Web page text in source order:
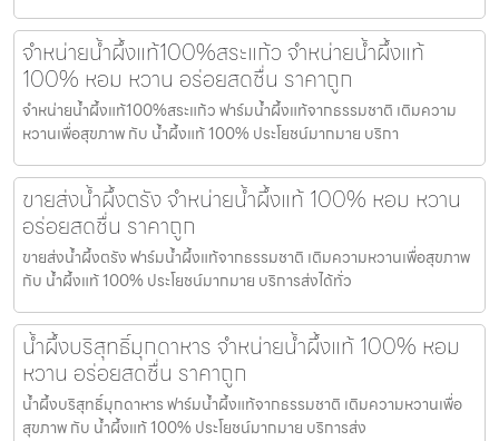
จำหน่ายน้ำผึ้งแท้100%สระแก้ว จำหน่ายน้ำผึ้งแท้
100% หอม หวาน อร่อยสดชื่น ราคาถูก
จำหน่ายน้ำผึ้งแท้100%สระแก้ว ฟาร์มน้ำผึ้งแท้จากธรรมชาติ เติมความ
หวานเพื่อสุขภาพ กับ น้ำผึ้งแท้ 100% ประโยชน์มากมาย บริกา
ขายส่งน้ำผึ้งตรัง จำหน่ายน้ำผึ้งแท้ 100% หอม หวาน
อร่อยสดชื่น ราคาถูก
ขายส่งน้ำผึ้งตรัง ฟาร์มน้ำผึ้งแท้จากธรรมชาติ เติมความหวานเพื่อสุขภาพ
กับ น้ำผึ้งแท้ 100% ประโยชน์มากมาย บริการส่งได้ทั่ว
น้ำผึ้งบริสุทธิ์มุกดาหาร จำหน่ายน้ำผึ้งแท้ 100% หอม
หวาน อร่อยสดชื่น ราคาถูก
น้ำผึ้งบริสุทธิ์มุกดาหาร ฟาร์มน้ำผึ้งแท้จากธรรมชาติ เติมความหวานเพื่อ
สุขภาพ กับ น้ำผึ้งแท้ 100% ประโยชน์มากมาย บริการส่ง